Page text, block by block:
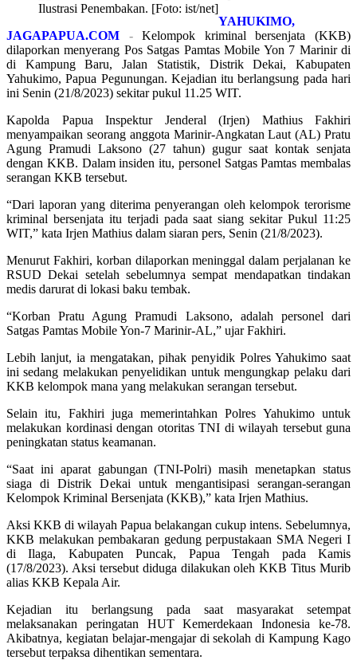
Ilustrasi Penembakan. [Foto: ist/net]
YAHUKIMO,
JAGAPAPUA.COM -Kelompok kriminal bersenjata (KKB)
dilaporkan menyerang Pos Satgas Pamtas Mobile Yon 7 Marinir di
di Kampung Baru, Jalan Statistik, Distrik Dekai, Kabupaten
Yahukimo, Papua Pegunungan. Kejadian itu berlangsung pada hari
ini Senin (21/8/2023) sekitar pukul 11.25 WIT.
Kapolda Papua Inspektur Jenderal (Irjen) Mathius Fakhiri
menyampaikan seorang anggota Marinir-Angkatan Laut (AL) Pratu
Agung Pramudi Laksono (27 tahun) gugur saat kontak senjata
dengan KKB. Dalam insiden itu, personel Satgas Pamtas membalas
serangan KKB tersebut.
“Dari laporan yang diterima penyerangan oleh kelompok terorisme
kriminal bersenjata itu terjadi pada saat siang sekitar Pukul 11:25
WIT,” kata Irjen Mathius dalam siaran pers, Senin (21/8/2023).
Menurut Fakhiri, korban dilaporkan meninggal dalam perjalanan ke
RSUD Dekai setelah sebelumnya sempat mendapatkan tindakan
medis darurat di lokasi baku tembak.
“Korban Pratu Agung Pramudi Laksono, adalah personel dari
Satgas Pamtas Mobile Yon-7 Marinir-AL,” ujar Fakhiri.
Lebih lanjut, ia mengatakan, pihak penyidik Polres Yahukimo saat
ini sedang melakukan penyelidikan untuk mengungkap pelaku dari
KKB kelompok mana yang melakukan serangan tersebut.
Selain itu, Fakhiri juga memerintahkan Polres Yahukimo untuk
melakukan kordinasi dengan otoritas TNI di wilayah tersebut guna
peningkatan status keamanan.
“Saat ini aparat gabungan (TNI-Polri) masih menetapkan status
siaga di Distrik Dekai untuk mengantisipasi serangan-serangan
Kelompok Kriminal Bersenjata (KKB),” kata Irjen Mathius.
Aksi KKB di wilayah Papua belakangan cukup intens. Sebelumnya,
KKB melakukan pembakaran gedung perpustakaan SMA Negeri I
di Ilaga, Kabupaten Puncak, Papua Tengah pada Kamis
(17/8/2023). Aksi tersebut diduga dilakukan oleh KKB Titus Murib
alias KKB Kepala Air.
Kejadian itu berlangsung pada saat masyarakat setempat
melaksanakan peringatan HUT Kemerdekaan Indonesia ke-78.
Akibatnya, kegiatan belajar-mengajar di sekolah di Kampung Kago
tersebut terpaksa dihentikan sementara.